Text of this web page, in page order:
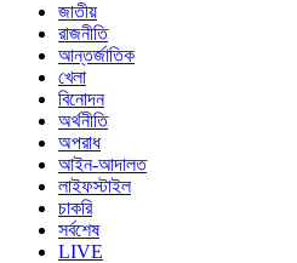
জাতীয়
রাজনীতি
আন্তর্জাতিক
খেলা
বিনোদন
অর্থনীতি
অপরাধ
আইন-আদালত
লাইফস্টাইল
চাকরি
সর্বশেষ
LIVE